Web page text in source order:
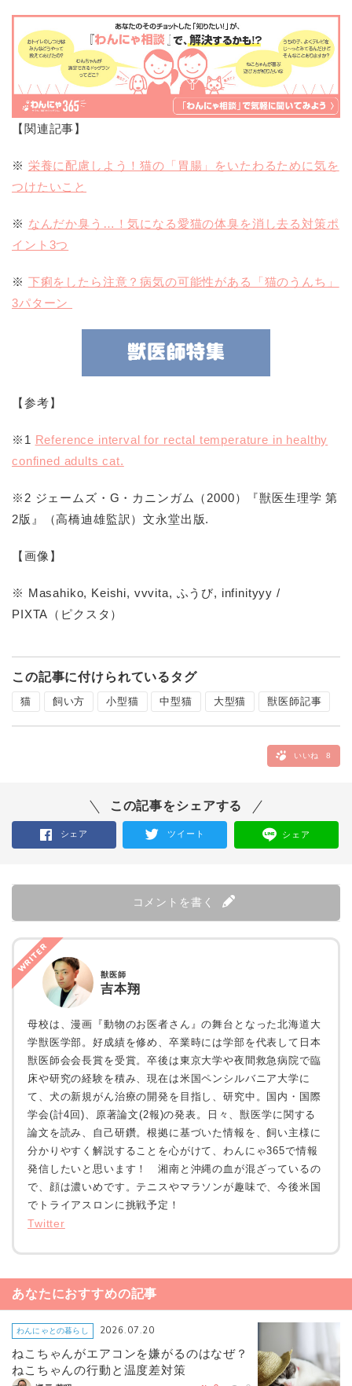
【関連記事】
※ 栄養に配慮しよう！猫の「胃腸」をいたわるために気を
つけたいこと
※ なんだか臭う…！気になる愛猫の体臭を消し去る対策ポ
イント3つ
※ 下痢をしたら注意？病気の可能性がある「猫のうんち」
3パターン
【参考】
※1 Reference interval for rectal temperature in healthy
confined adults cat.
※2 ジェームズ・G・カニンガム（2000）『獣医生理学 第
2版』（高橋迪雄監訳）文永堂出版.
【画像】
※ Masahiko, Keishi, vvvita, ふうび, infinityyy /
PIXTA（ピクスタ）
この記事に付けられているタグ
猫 飼い方 小型猫 中型猫 大型猫 獣医師記事
いいね 8
この記事をシェアする
シェア ツイート シェア
コメントを書く
WRITER 獣医師
吉本翔
母校は、漫画『動物のお医者さん』の舞台となった北海道大
学獣医学部。好成績を修め、卒業時には学部を代表して日本
獣医師会会長賞を受賞。卒後は東京大学や夜間救急病院で臨
床や研究の経験を積み、現在は米国ペンシルバニア大学に
て、犬の新規がん治療の開発を目指し、研究中。国内・国際
学会(計4回)、原著論文(2報)の発表。日々、獣医学に関する
論文を読み、自己研鑽。根拠に基づいた情報を、飼い主様に
分かりやすく解説することを心がけて、わんにゃ365で情報
発信したいと思います！ 湘南と沖縄の血が混ざっているの
で、顔は濃いめです。テニスやマラソンが趣味で、今後米国
でトライアスロンに挑戦予定！
Twitter
あなたにおすすめの記事
わんにゃとの暮らし 2026.07.20
ねこちゃんがエアコンを嫌がるのはなぜ？
ねこちゃんの行動と温度差対策